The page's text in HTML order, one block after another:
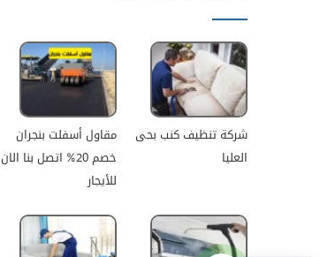
شركة تنظيف كنب بحى
العليا
مقاول أسفلت بنجران
خصم 20% اتصل بنا الان
للأيجار